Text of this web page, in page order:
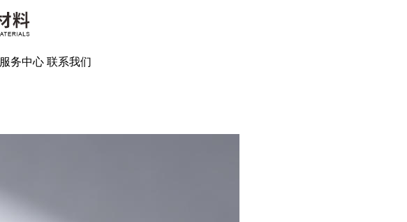
服务中心 联系我们